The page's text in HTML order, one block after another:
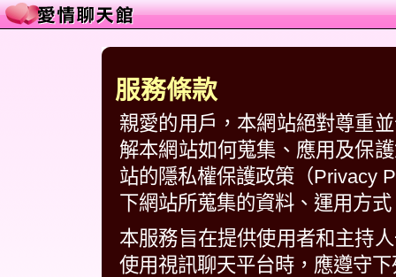
服務條款
親愛的用戶，本網站絕對尊重
解本網站如何蒐集、應用及保
站的隱私權保護政策（Privacy
下網站所蒐集的資料、運用方
本服務旨在提供使用者和主持
使用視訊聊天平台時，應遵守